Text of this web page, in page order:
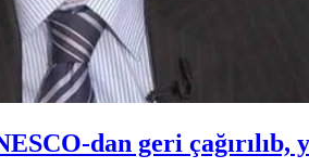
dan geri çağırılıb,